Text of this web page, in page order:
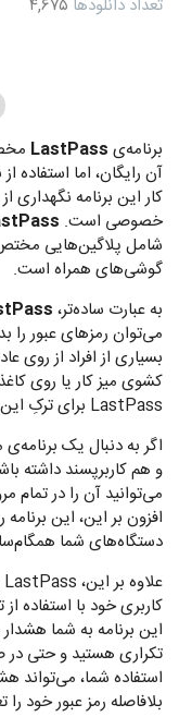
تعداد دانلودها ۴,۶۷۵
برنامه‌ی LastPass
آن رایگان، اما
کار این برنامه
خصوصی است.
شامل پلاگین‌هایی مختص
گوشی‌های همراه است.
به عبارت ساده‌تر،
می‌توان رمزهای عبور را
بسیاری از افراد از روی
کشوی میز کار یا روی
LastPass برای ترکِ این عادتِ بسیار خطرناک کمک خوبی است.
اگر به دنبال یک
می‌توانید آن را در تمام
افزون بر این، این
دستگاه‌های شما
این برنامه به شما
تکراری هستید و حتی
استفاده شما، می‌تواند
بلافاصله رمز عبور خود را